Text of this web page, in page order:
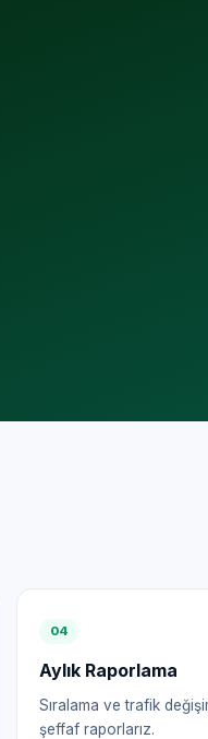
04
Aylık Raporlama
Sıralama ve trafik
şeffaf raporlarız.